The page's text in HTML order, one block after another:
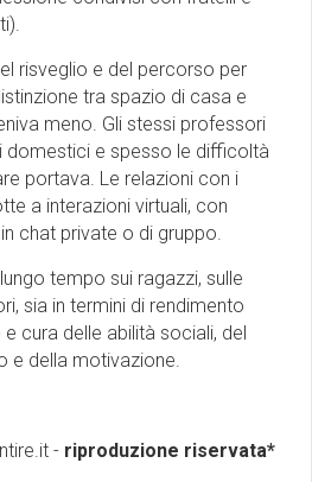
risveglio e del percorso per
tra spazio di casa e
meno. Gli stessi professori
domestici e spesso le difficoltà
portava. Le relazioni con i
a interazioni virtuali, con
chat private o di gruppo.
tempo sui ragazzi, sulle
sia in termini di rendimento
cura delle abilità sociali, del
e della motivazione.
- riproduzione riservata*